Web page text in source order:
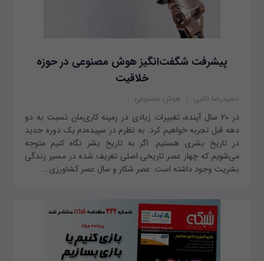
پیشرفت شگفت‌انگیز هوش مصنوعی در حوزه
خلاقیت
حمیدرضا تائبی هوش مصنوعی
در ۲۰ سال آینده، تغییرات زیادی در زمینه کاری‌مان نسبت به دو
دهه قبل تجربه خواهیم کرد. به نظرم در سپیده‌دم یک دوره جدید
در تاریخ بشری هستیم. اگر به تاریخ بشر نگاه کنیم متوجه
می‌شویم که چهار عصر تاریخی اصلی تعریف شده در مسیر زندگی
بشریت وجود داشته است. عصر شکار و سال عصر کشاورزی...